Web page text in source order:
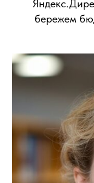
бережем